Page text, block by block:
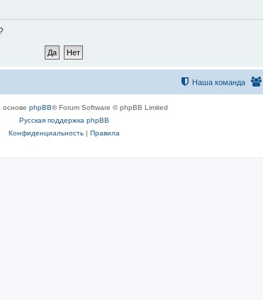
Наша команда
основе phpBB® Forum Software © phpBB Limited
Русская поддержка phpBB
Конфиденциальность| Правила